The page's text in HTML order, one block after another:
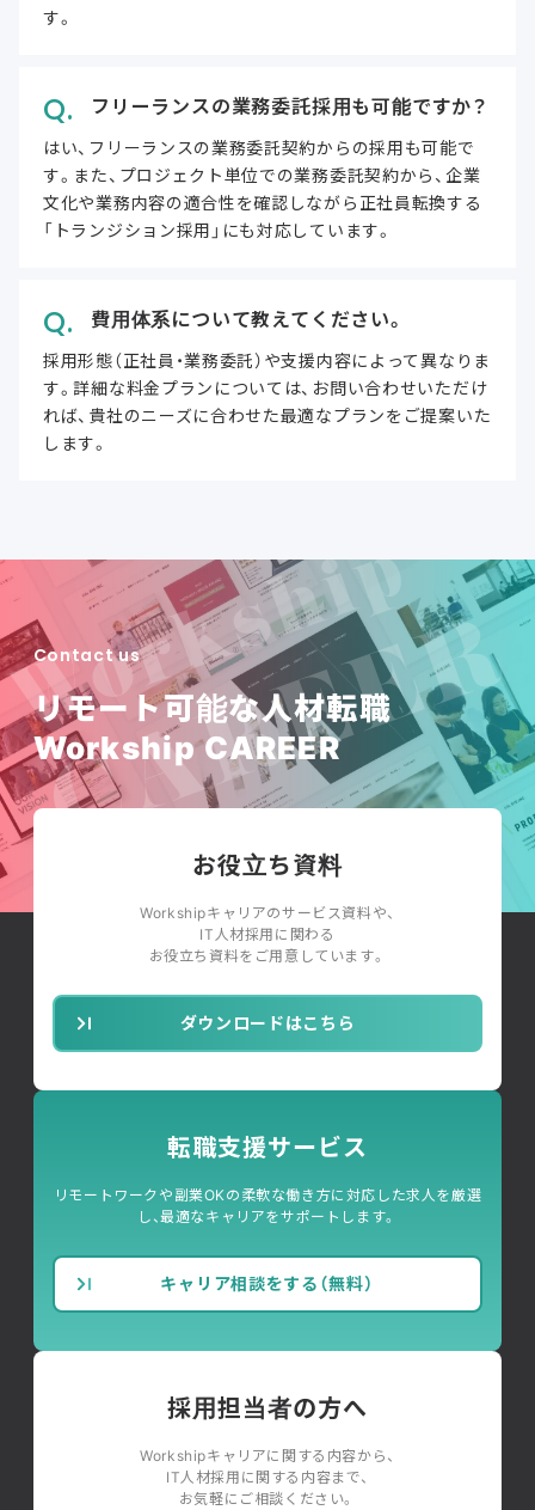
す。
フリーランスの業務委託採用も可能ですか？
はい、フリーランスの業務委託契約からの採用も可能で
す。また、プロジェクト単位での業務委託契約から、企業
文化や業務内容の適合性を確認しながら正社員転換する
「トランジション採用」にも対応しています。
費用体系について教えてください。
採用形態（正社員・業務委託）や支援内容によって異なりま
す。詳細な料金プランについては、お問い合わせいただけ
れば、貴社のニーズに合わせた最適なプランをご提案いた
します。
Contact us
リモート可能な人材転職
Workship CAREER
お役立ち資料
Workshipキャリアのサービス資料や、
IT人材採用に関わる
お役立ち資料をご用意しています。
ダウンロードはこちら
転職支援サービス
リモートワークや副業OKの柔軟な働き方に対応した求人を厳選
し、最適なキャリアをサポートします。
キャリア相談をする（無料）
採用担当者の方へ
Workshipキャリアに関する内容から、
IT人材採用に関する内容まで、
お気軽にご相談ください。